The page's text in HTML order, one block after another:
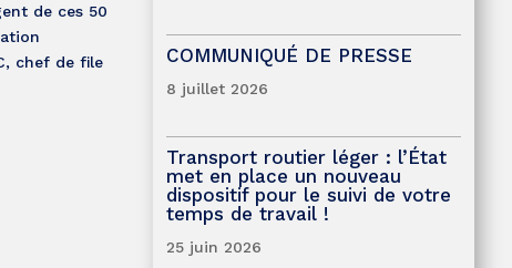
de ces 50
chef de file
COMMUNIQUÉ DE PRESSE
8 juillet 2026
Transport routier léger : l’État
met en place un nouveau
dispositif pour le suivi de votre
temps de travail !
25 juin 2026